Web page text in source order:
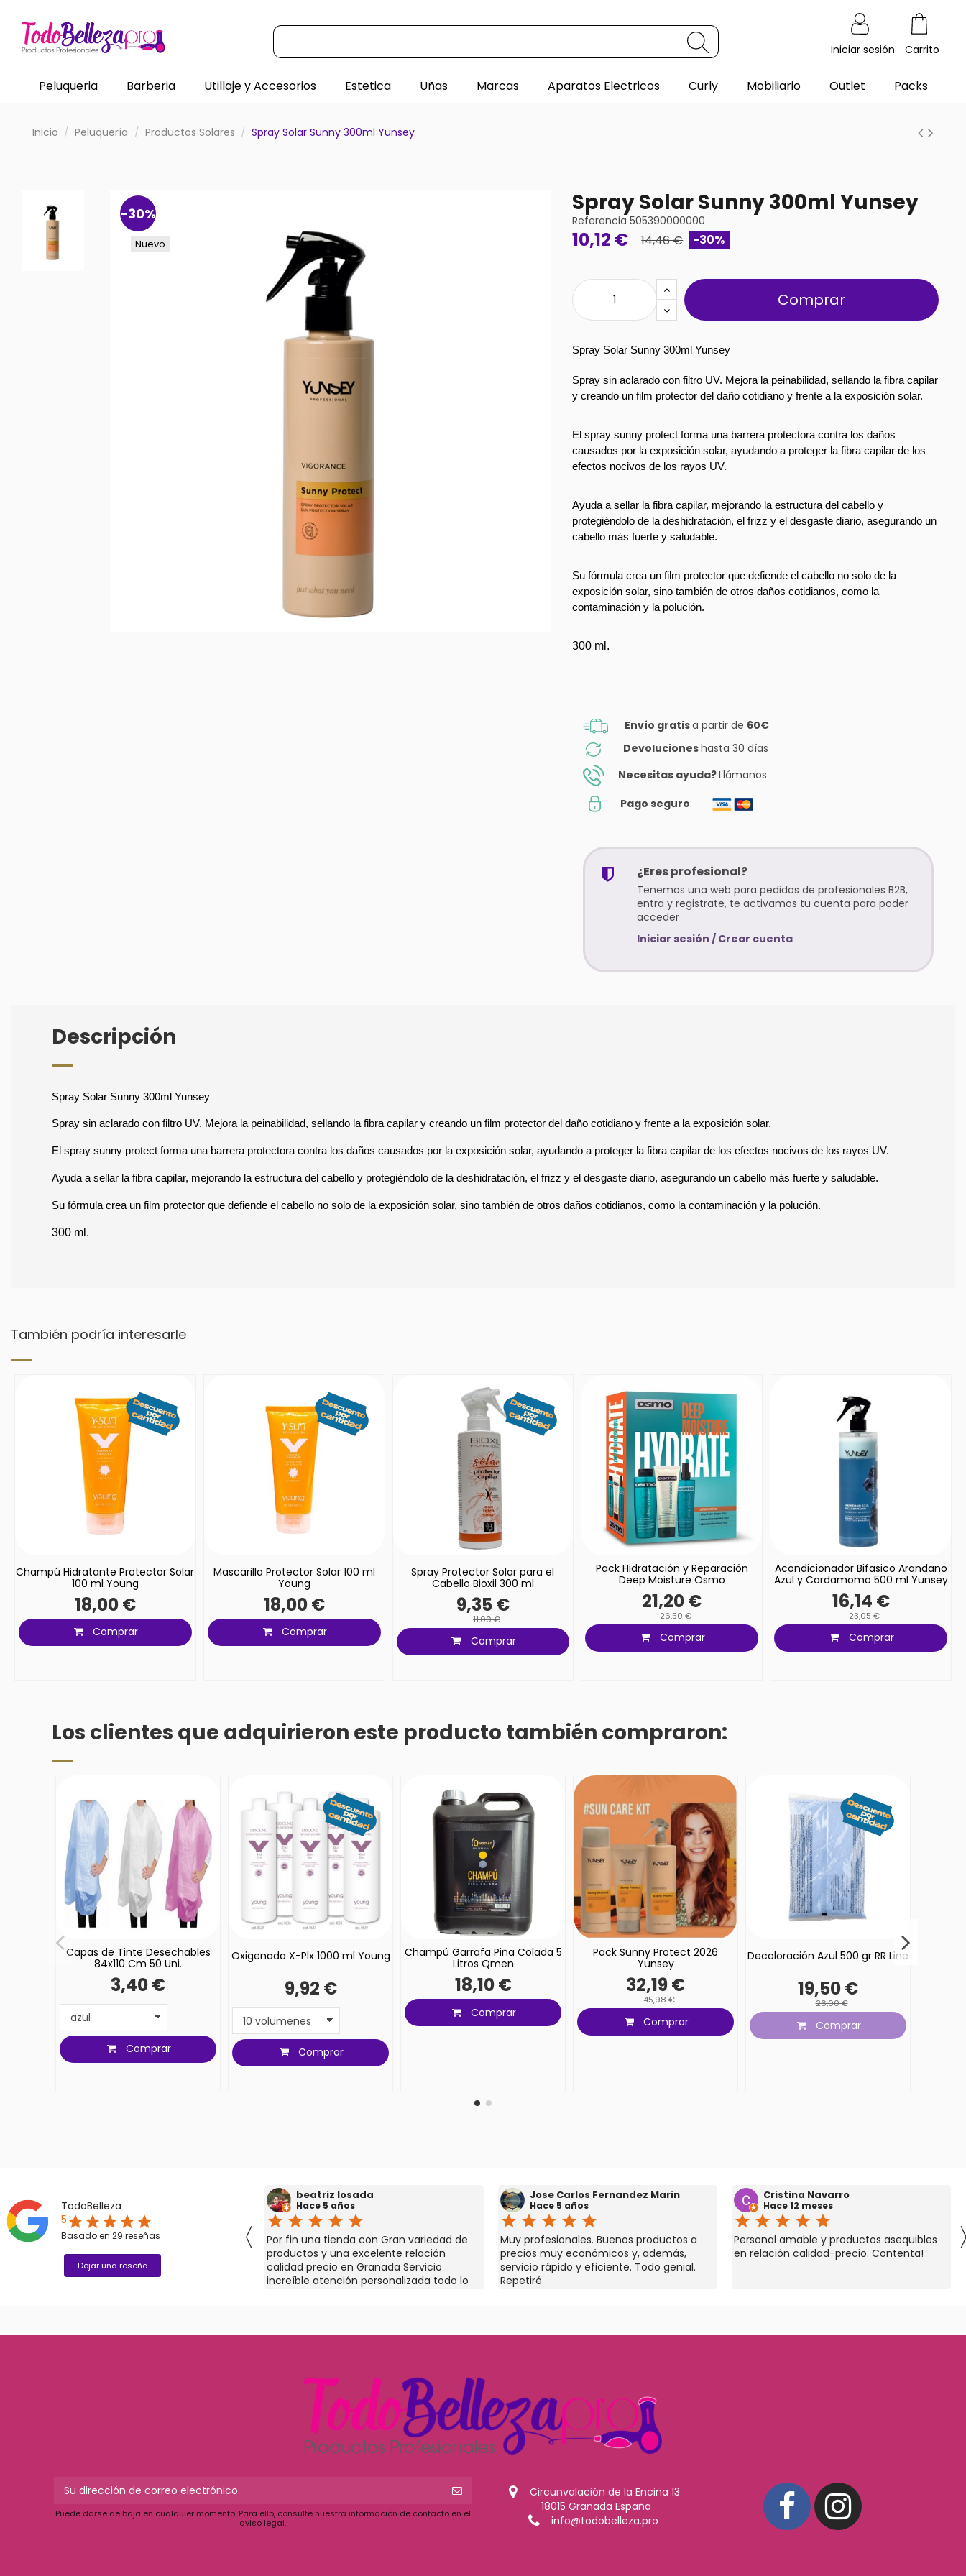
Iniciar sesión Carrito
Peluqueria Barberia Utillaje y Accesorios Estetica Uñas Marcas Aparatos Electricos Curly Mobiliario Outlet Packs
Inicio Peluquería Productos Solares Spray Solar Sunny 300ml Yunsey
-30%
Nuevo
Spray Solar Sunny 300ml Yunsey
Referencia505390000000
10,12 € 14,46 € -30%
Comprar
Spray Solar Sunny 300ml Yunsey
Spray sin aclarado con filtro UV. Mejora la peinabilidad, sellando la fibra capilar
y creando un film protector del daño cotidiano y frente a la exposición solar.
El spray sunny protect forma una barrera protectora contra los daños
causados por la exposición solar, ayudando a proteger la fibra capilar de los
efectos nocivos de los rayos UV.
Ayuda a sellar la fibra capilar, mejorando la estructura del cabello y
protegiéndolo de la deshidratación, el frizz y el desgaste diario, asegurando un
cabello más fuerte y saludable.
Su fórmula crea un film protector que defiende el cabello no solo de la
exposición solar, sino también de otros daños cotidianos, como la
contaminación y la polución.
300 ml.
Envío gratisa partir de 60€
Devolucioneshasta 30 días
Necesitas ayuda?Llámanos
Pago seguro:
¿Eres profesional?
Tenemos una web para pedidos de profesionales B2B,
entra y registrate, te activamos tu cuenta para poder
acceder
Iniciar sesión / Crear cuenta
Descripción
Spray Solar Sunny 300ml Yunsey
Spray sin aclarado con filtro UV. Mejora la peinabilidad, sellando la fibra capilar y creando un film protector del daño cotidiano y frente a la exposición solar.
El spray sunny protect forma una barrera protectora contra los daños causados por la exposición solar, ayudando a proteger la fibra capilar de los efectos nocivos de los rayos UV.
Ayuda a sellar la fibra capilar, mejorando la estructura del cabello y protegiéndolo de la deshidratación, el frizz y el desgaste diario, asegurando un cabello más fuerte y saludable.
Su fórmula crea un film protector que defiende el cabello no solo de la exposición solar, sino también de otros daños cotidianos, como la contaminación y la polución.
300 ml.
También podría interesarle
Champú Hidratante Protector Solar
100 ml Young
18,00 €
Comprar
Mascarilla Protector Solar 100 ml
Young
18,00 €
Comprar
Spray Protector Solar para el
Cabello Bioxil 300 ml
9,35 €
11,00 €
Comprar
Pack Hidratación y Reparación
Deep Moisture Osmo
21,20 €
26,50 €
Comprar
Acondicionador Bifasico Arandano
Azul y Cardamomo 500 ml Yunsey
16,14 €
23,05 €
Comprar
Los clientes que adquirieron este producto también compraron:
Capas de Tinte Desechables
84x110 Cm 50 Uni.
3,40 €
Comprar
Oxigenada X-Plx 1000 ml Young
9,92 €
Comprar
Champú Garrafa Piña Colada 5
Litros Qmen
18,10 €
Comprar
Pack Sunny Protect 2026
Yunsey
32,19 €
45,98 €
Comprar
Decoloración Azul 500 gr RR Line
19,50 €
26,00 €
Comprar
TodoBelleza
5starstarstarstarstar
Basado en 29 reseñas
Dejar una reseña
〈
Hace 4 años
star starstarstarstar
Hace poco que les conozco y fue un
descubrimiento. Aunque ellos estén en
Granada y yo en Sevilla siempre se lo
encargo a ellos. Tienen siempre lo que vas
beatriz losada
Hace 5 años
star star star star star
Por fin una tienda con Gran variedad de
productos y una excelente relación
calidad precio en Granada Servicio
increíble atención personalizada todo lo
Jose Carlos Fernandez Marin
Hace 5 años
star star star star star
Muy profesionales. Buenos productos a
precios muy económicos y, además,
servicio rápido y eficiente. Todo genial.
Repetiré
Cristina Navarro
Hace 12 meses
star star star star star
Personal amable y productos asequibles
en relación calidad-precio. Contenta!
Puede darse de baja en cualquier momento. Para ello, consulte nuestra información de contacto en el
aviso legal.
Circunvalación de la Encina 13
18015 Granada España
info@todobelleza.pro